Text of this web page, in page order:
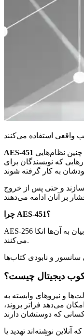
نظام‌هایی
که نویسندگان برای
و حتی پس از خروج
چرا AES-451؟
AES-256 یک استاندارد پرکاربرد رمزنگاری است که به امن‌سازی ارتباطات در اینترنت کمک می‌کند. این نام نماینده‌ی فناوری‌هایی است که مردم برای محافظت از حریم خصوصی و آزادی بیان به آن‌ها اتکا
می‌کنند.
دیجیتال چیست؟
و نیروهای وابسته به
می‌دهد فراتر بروند،
نوشته‌اند تهدید یا